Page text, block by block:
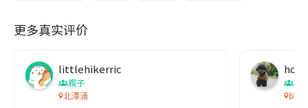
更多真实评价
littlehikerric
親子
北潭涌
砵甸